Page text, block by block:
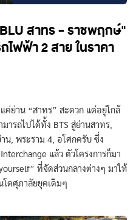
สาทร - ราชพฤกษ์"
ไฟฟ้า 2 สาย ในราคา
ค่ย่าน “สาทร” สะดวก แต่อยู่ใกล้
ารถไปได้ทั้ง BTS สู่ย่านสาทร,
น, พระราม 4, อโศกครับ ซึ่ง
แล้ว ตัวโครงการก็มา
ที่จัดส่วนกลางต่างๆ มาให้
โดศุภาลัยยุคเดิมๆ